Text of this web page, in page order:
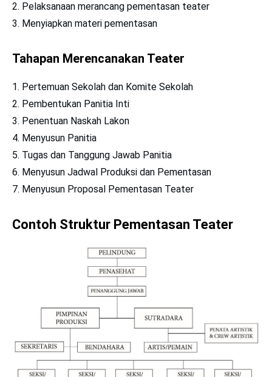
Pelaksanaan merancang pementasan teater
Menyiapkan materi pementasan
Tahapan Merencanakan Teater
Pertemuan Sekolah dan Komite Sekolah
Pembentukan Panitia Inti
Penentuan Naskah Lakon
Menyusun Panitia
Tugas dan Tanggung Jawab Panitia
Menyusun Jadwal Produksi dan Pementasan
Menyusun Proposal Pementasan Teater
Contoh Struktur Pementasan Teater